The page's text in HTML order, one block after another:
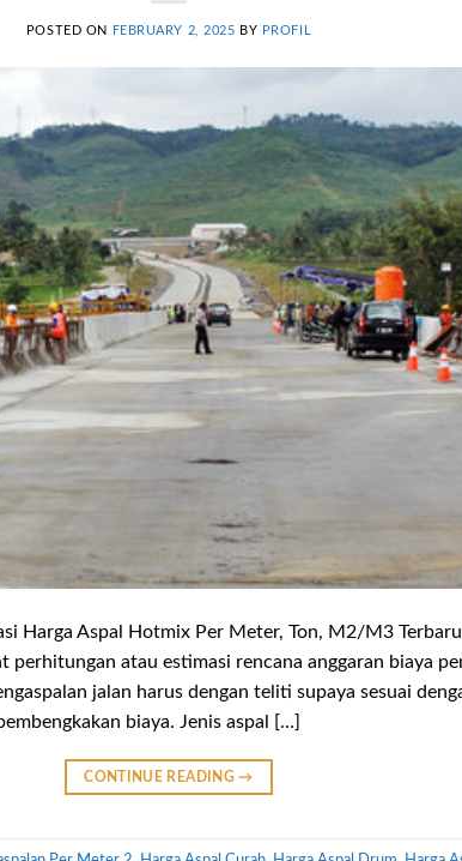
POSTED ON FEBRUARY 2, 2025 BY PROFIL
Harga Aspal Hotmix Per Meter, Ton, M2/M3
atau estimasi rencana anggaran biaya
jalan harus dengan teliti supaya sesuai
biaya. Jenis aspal […]
CONTINUE READING→